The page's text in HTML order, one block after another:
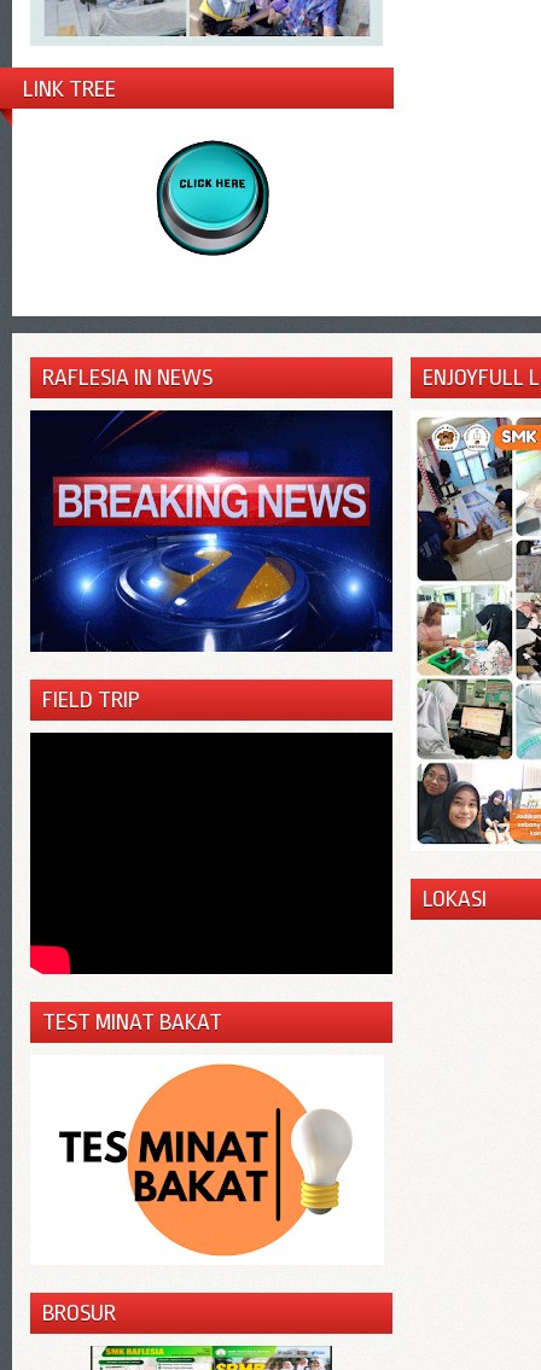
LINK TREE
RAFLESIA IN NEWS
FIELD TRIP
TEST MINAT BAKAT
BROSUR
ENJOYFULL
LOKASI